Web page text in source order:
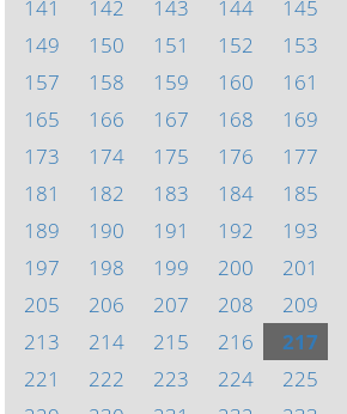
141
142 143 144 145
149
150 151 152 153
157
158 159 160 161
165
166 167 168 169
173
174 175 176 177
181
182 183 184 185
189
190 191 192 193
197
198 199 200 201
205
206 207 208 209
213
214 215 216 217
221
222 223 224 225